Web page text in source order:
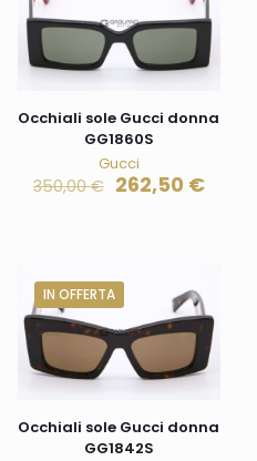
Occhiali sole Gucci donna
GG1860S
Gucci
350,00€ 262,50 €
IN OFFERTA
Occhiali sole Gucci donna
GG1842S